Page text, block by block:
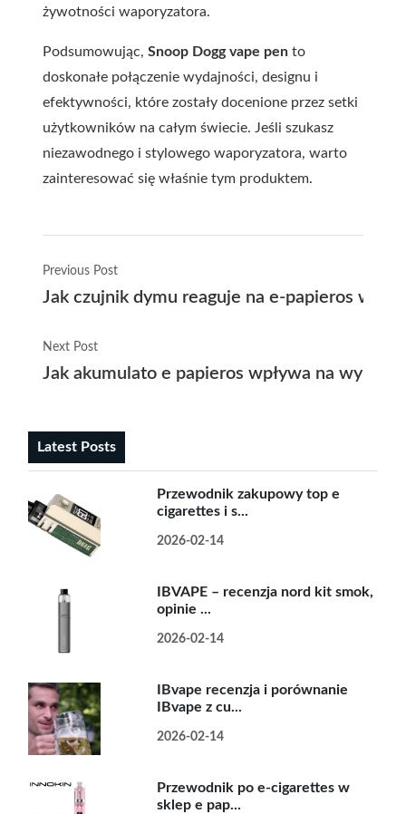
żywotności waporyzatora.
Podsumowując, Snoop Dogg vape pen to
doskonałe połączenie wydajności, designu i
efektywności, które zostały docenione przez setki
użytkowników na całym świecie. Jeśli szukasz
niezawodnego i stylowego waporyzatora, warto
zainteresować się właśnie tym produktem.
Previous Post
Jak czujnik dymu reaguje na e-papieros w
Next Post
Jak akumulato e papieros wpływa na wybór
Latest Posts
Przewodnik zakupowy top e
cigarettes i s...
2026-02-14
IBVAPE – recenzja nord kit smok,
opinie ...
2026-02-14
IBvape recenzja i porównanie
IBvape z cu...
2026-02-14
Przewodnik po e-cigarettes w
sklep e pap...